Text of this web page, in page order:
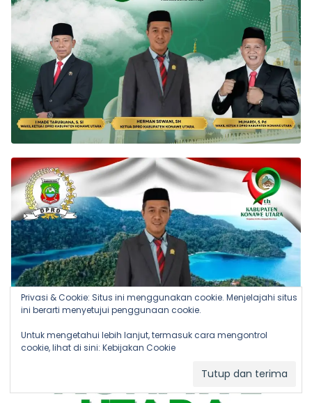
Privasi & Cookie: Situs ini menggunakan cookie. Menjelajahi situs
ini berarti menyetujui penggunaan cookie.
Untuk mengetahui lebih lanjut, termasuk cara mengontrol
cookie, lihat di sini: Kebijakan Cookie